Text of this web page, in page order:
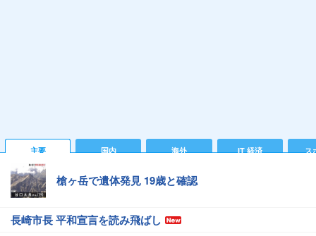
主要 国内 海外 IT 経済 ス
槍ヶ岳で遺体発見 19歳と確認
長崎市長 平和宣言を読み飛ばし